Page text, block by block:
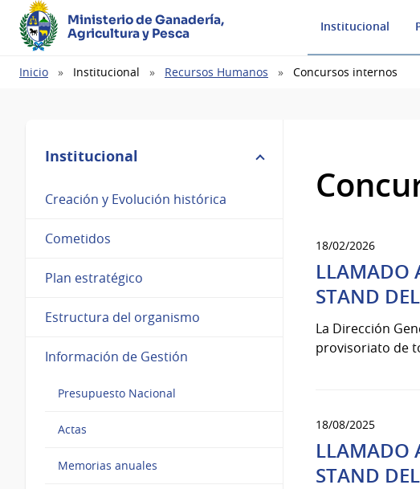
Ministerio de Ganadería,
Agricultura y Pesca
Institucional
Ruta
Inicio Institucional Recursos Humanos Concursos internos
Institucional
Creación y Evolución histórica
Cometidos
Plan estratégico
Estructura del organismo
Información de Gestión
Presupuesto Nacional
Actas
Memorias anuales
18/02/2026
LLAMADO
STAND
La Dirección
provisoriato de
18/08/2025
LLAMADO
STAND